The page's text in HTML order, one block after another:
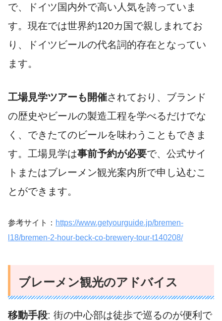
で、ドイツ国内外で高い人気を誇っていま
す。現在では世界約120カ国で親しまれてお
り、ドイツビールの代名詞的存在となってい
ます。
工場見学ツアーも開催されており、ブランド
の歴史やビールの製造工程を学べるだけでな
く、できたてのビールを味わうこともできま
す。工場見学は事前予約が必要で、公式サイ
トまたはブレーメン観光案内所で申し込むこ
とができます。
参考サイト： https://www.getyourguide.jp/bremen-
l18/bremen-2-hour-beck-co-brewery-tour-t140208/
ブレーメン観光のアドバイス
移動手段: 街の中心部は徒歩で巡るのが便利で